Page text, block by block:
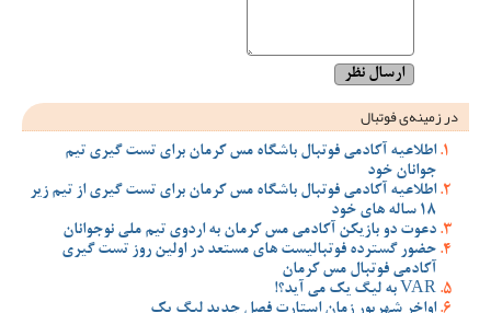
در زمینه‌ی فوتبال
اطلاعیه آکادمی فوتبال باشگاه مس کرمان برای تست گیری تیم
جوانان خود
اطلاعیه آکادمی فوتبال باشگاه مس کرمان برای تست گیری از تیم زیر
18 ساله های خود
دعوت دو بازیکن آکادمی مس کرمان به اردوی تیم ملی نوجوانان
حضور گسترده فوتبالیست های مستعد در اولین روز تست گیری
آکادمی فوتبال مس کرمان
VAR به لیگ یک می آید؟!